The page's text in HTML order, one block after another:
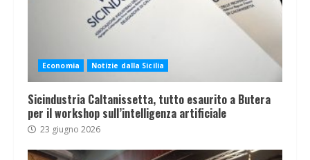
Economia Notizie dalla Sicilia
Sicindustria Caltanissetta, tutto esaurito a Butera
per il workshop sull’intelligenza artificiale
23 giugno 2026